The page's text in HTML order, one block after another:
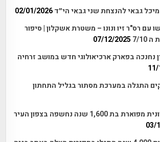
גבאי להנצחת שני גבאי הי״ד 02/01/2026
עם רס"ר זיו ונונו – משטרת אשקלון | סיפור
10
07/12/2025
נחנכה בפארק ארכיאולוגי חדש במושב זרחיה
התגלה במערכת מסתור בגליל התחתון
שרידי אחוזה שומרונית מפוארת בת 1,600 שנה נחשפה בצפון העיר
03/